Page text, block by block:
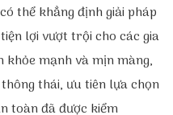
thể khẳng định giải pháp
lợi vượt trội cho các gia
mạnh và mịn màng,
thái, ưu tiên lựa chọn
toàn đã được kiểm